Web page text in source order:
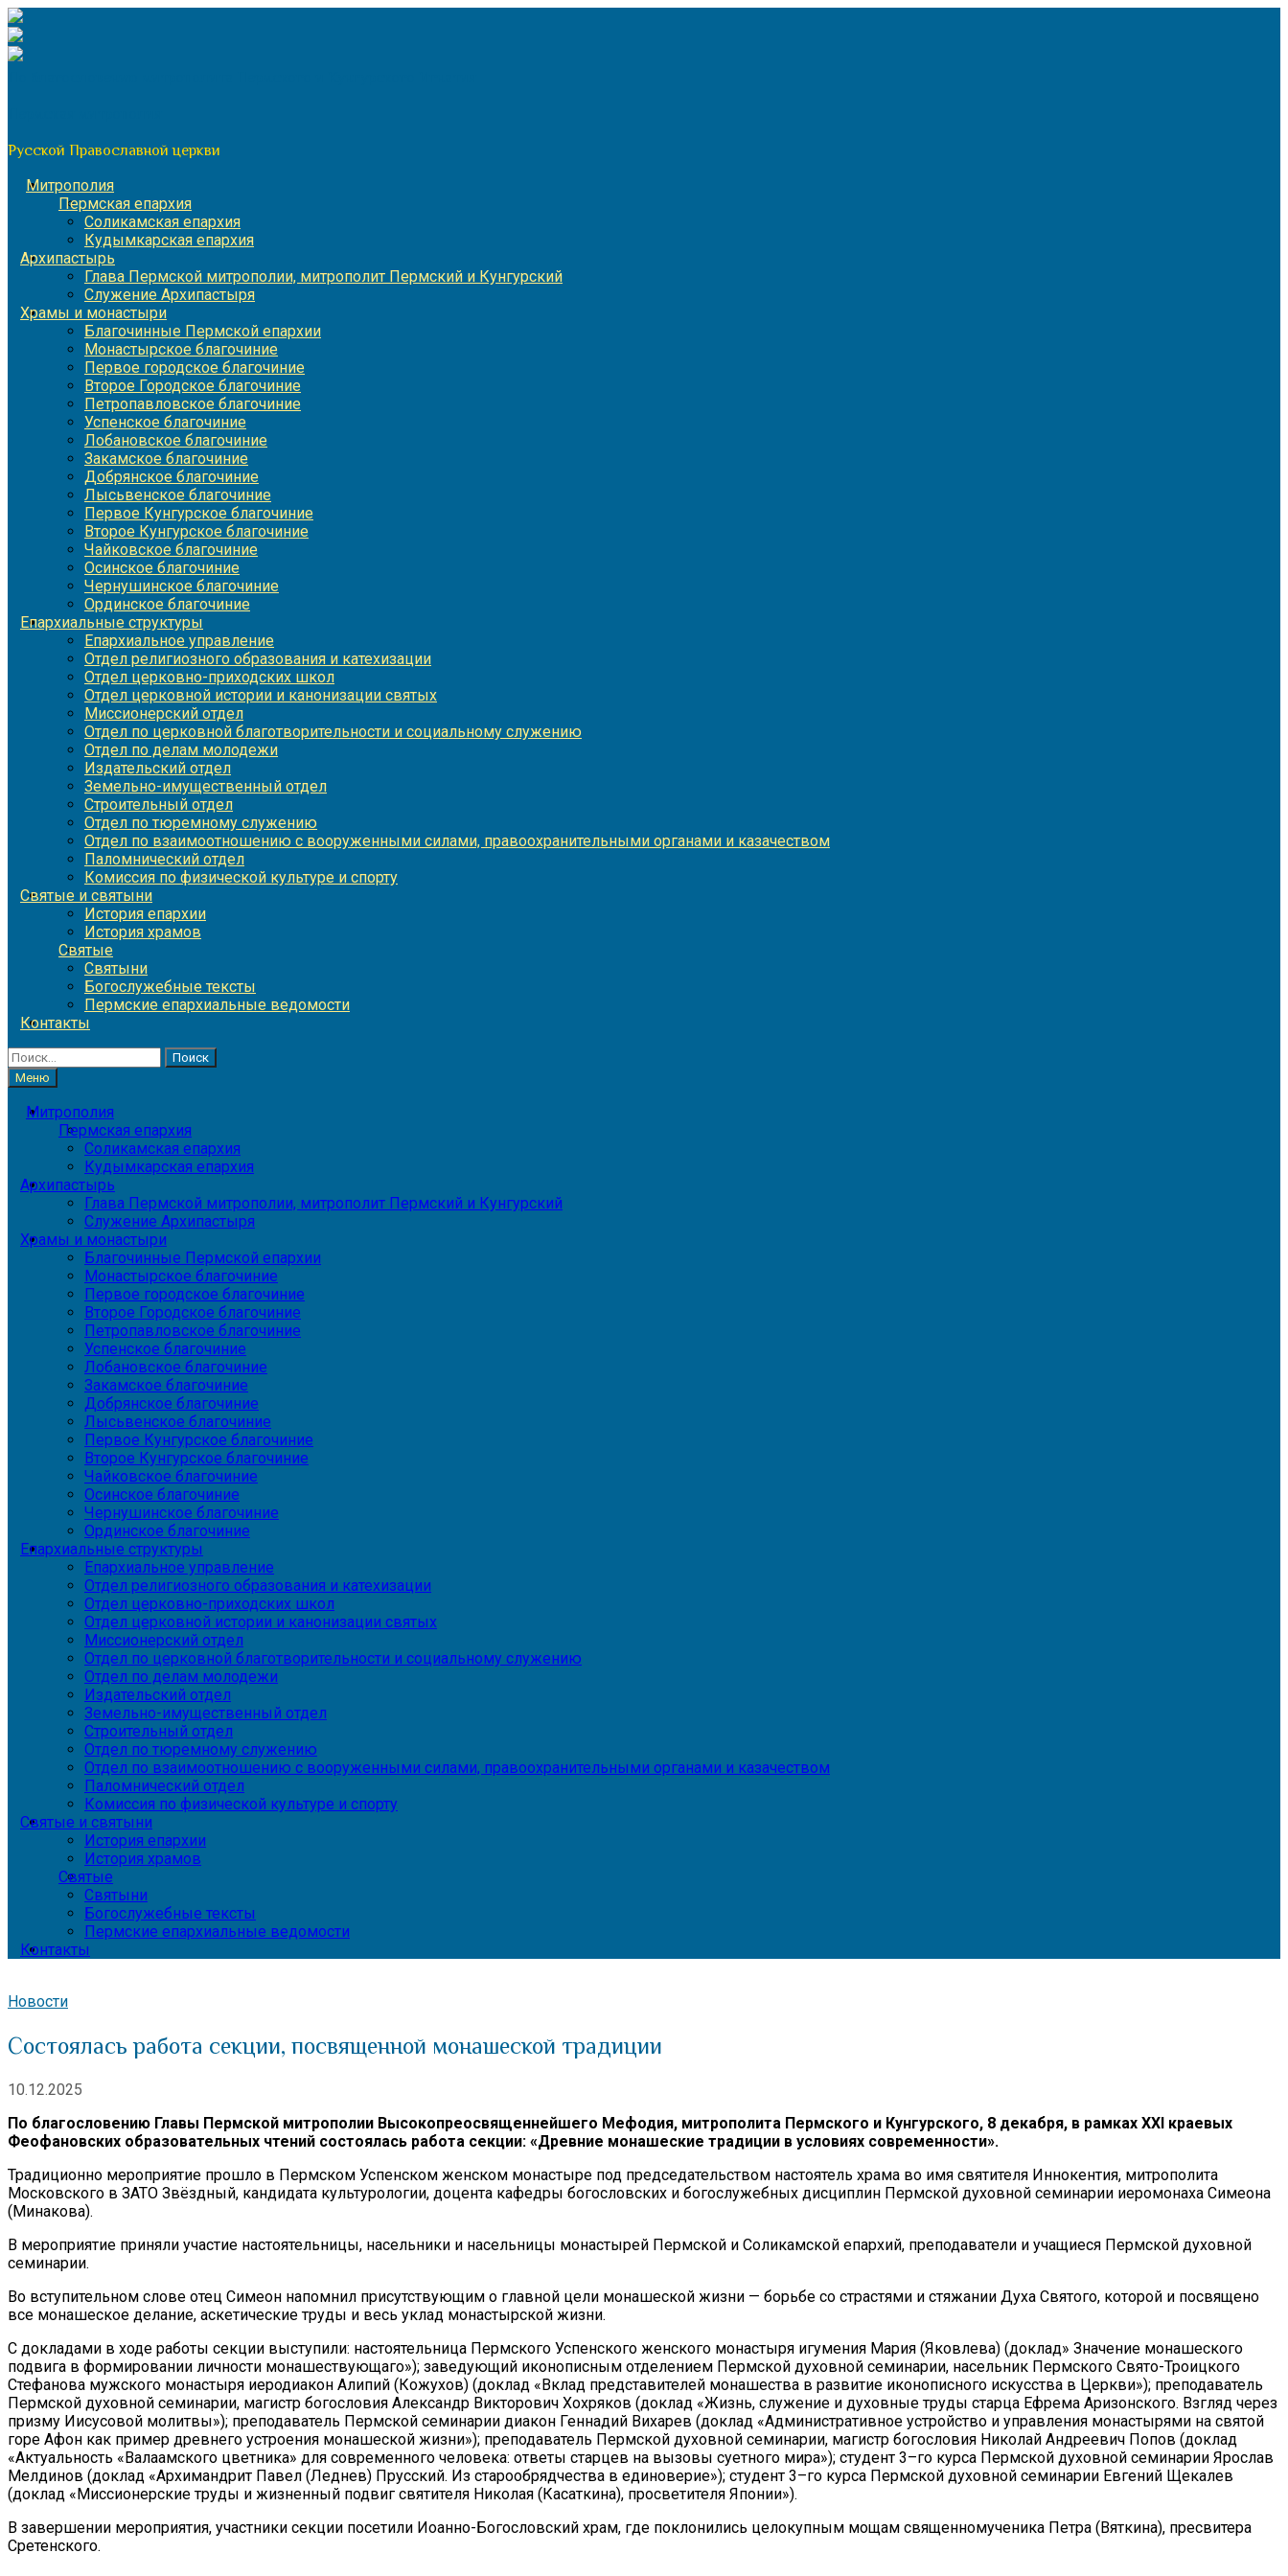
Перейти
к
содержимому
Русской Православной церкви
Митрополия
Пермская епархия
Соликамская епархия
Кудымкарская епархия
Архипастырь
Глава Пермской митрополии, митрополит Пермский и Кунгурский
Служение Архипастыря
Храмы и монастыри
Благочинные Пермской епархии
Монастырское благочиние
Первое городское благочиние
Второе Городское благочиние
Петропавловское благочиние
Успенское благочиние
Лобановское благочиние
Закамское благочиние
Добрянское благочиние
Лысьвенское благочиние
Первое Кунгурское благочиние
Второе Кунгурское благочиние
Чайковское благочиние
Осинское благочиние
Чернушинское благочиние
Ординское благочиние
Епархиальные структуры
Епархиальное управление
Отдел религиозного образования и катехизации
Отдел церковно-приходских школ
Отдел церковной истории и канонизации святых
Миссионерский отдел
Отдел по церковной благотворительности и социальному служению
Отдел по делам молодежи
Издательский отдел
Земельно-имущественный отдел
Строительный отдел
Отдел по тюремному служению
Отдел по взаимоотношению с вооруженными силами, правоохранительными органами и казачеством
Паломнический отдел
Комиссия по физической культуре и спорту
Святые и святыни
История епархии
История храмов
Святые
Святыни
Богослужебные тексты
Пермские епархиальные ведомости
Контакты
Найти:
Меню
Митрополия
Пермская епархия
Соликамская епархия
Кудымкарская епархия
Архипастырь
Глава Пермской митрополии, митрополит Пермский и Кунгурский
Служение Архипастыря
Храмы и монастыри
Благочинные Пермской епархии
Монастырское благочиние
Первое городское благочиние
Второе Городское благочиние
Петропавловское благочиние
Успенское благочиние
Лобановское благочиние
Закамское благочиние
Добрянское благочиние
Лысьвенское благочиние
Первое Кунгурское благочиние
Второе Кунгурское благочиние
Чайковское благочиние
Осинское благочиние
Чернушинское благочиние
Ординское благочиние
Епархиальные структуры
Епархиальное управление
Отдел религиозного образования и катехизации
Отдел церковно-приходских школ
Отдел церковной истории и канонизации святых
Миссионерский отдел
Отдел по церковной благотворительности и социальному служению
Отдел по делам молодежи
Издательский отдел
Земельно-имущественный отдел
Строительный отдел
Отдел по тюремному служению
Отдел по взаимоотношению с вооруженными силами, правоохранительными органами и казачеством
Паломнический отдел
Комиссия по физической культуре и спорту
Святые и святыни
История епархии
История храмов
Святые
Святыни
Богослужебные тексты
Пермские епархиальные ведомости
Контакты
Новости
Состоялась работа секции, посвященной монашеской традиции
10.12.2025
По благословению Главы Пермской митрополии Высокопреосвященнейшего Мефодия, митрополита Пермского и Кунгурского, 8 декабря, в рамках XXI краевых
Феофановских образовательных чтений состоялась работа секции: «Древние монашеские традиции в условиях современности».
Традиционно мероприятие прошло в Пермском Успенском женском монастыре под председательством настоятель храма во имя святителя Иннокентия, митрополита
Московского в ЗАТО Звёздный, кандидата культурологии, доцента кафедры богословских и богослужебных дисциплин Пермской духовной семинарии иеромонаха Симеона
(Минакова).
В мероприятие приняли участие настоятельницы, насельники и насельницы монастырей Пермской и Соликамской епархий, преподаватели и учащиеся Пермской духовной
семинарии.
Во вступительном слове отец Симеон напомнил присутствующим о главной цели монашеской жизни — борьбе со страстями и стяжании Духа Святого, которой и посвящено
все монашеское делание, аскетические труды и весь уклад монастырской жизни.
С докладами в ходе работы секции выступили: настоятельница Пермского Успенского женского монастыря игумения Мария (Яковлева) (доклад» Значение монашеского
подвига в формировании личности монашествующаго»); заведующий иконописным отделением Пермской духовной семинарии, насельник Пермского Свято-Троицкого
Стефанова мужского монастыря иеродиакон Алипий (Кожухов) (доклад «Вклад представителей монашества в развитие иконописного искусства в Церкви»); преподаватель
Пермской духовной семинарии, магистр богословия Александр Викторович Хохряков (доклад «Жизнь, служение и духовные труды старца Ефрема Аризонского. Взгляд через
призму Иисусовой молитвы»); преподаватель Пермской семинарии диакон Геннадий Вихарев (доклад «Административное устройство и управления монастырями на святой
горе Афон как пример древнего устроения монашеской жизни»); преподаватель Пермской духовной семинарии, магистр богословия Николай Андреевич Попов (доклад
«Актуальность «Валаамского цветника» для современного человека: ответы старцев на вызовы суетного мира»); студент 3–го курса Пермской духовной семинарии Ярослав
Мелдинов (доклад «Архимандрит Павел (Леднев) Прусский. Из старообрядчества в единоверие»); студент 3–го курса Пермской духовной семинарии Евгений Щекалев
(доклад «Миссионерские труды и жизненный подвиг святителя Николая (Касаткина), просветителя Японии»).
В завершении мероприятия, участники секции посетили Иоанно-Богословский храм, где поклонились целокупным мощам священномученика Петра (Вяткина), пресвитера
Сретенского.